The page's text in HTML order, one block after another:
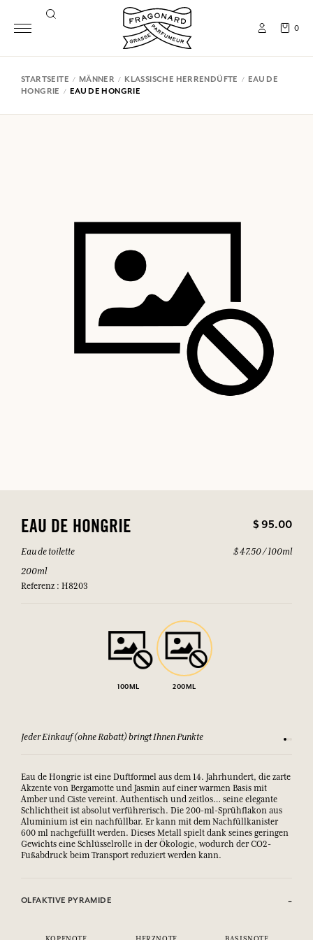
0
STARTSEITE MÄNNER KLASSISCHE HERRENDÜFTE
EAU DE
HONGRIE
EAU DE HONGRIE
EAU DE HONGRIE $ 95.00
Eau de toilette
200ml
Referenz : H8203
$ 47.50 / 100ml
100ML 200ML
Jeder Einkauf (ohne Rabatt) bringt Ihnen Punkte Sehen
Eau de Hongrie ist eine Duftformel aus dem 14. Jahrhundert, die zarte
Akzente von Bergamotte und Jasmin auf einer warmen Basis mit
Amber und Ciste vereint. Authentisch und zeitlos… seine elegante
Schlichtheit ist absolut verführerisch. Die 200-ml-Sprühflakon aus
Aluminium ist ein nachfüllbar. Er kann mit dem Nachfüllkanister
600 ml nachgefüllt werden. Dieses Metall spielt dank seines geringen
Gewichts eine Schlüsselrolle in der Ökologie, wodurch der CO2-
Fußabdruck beim Transport reduziert werden kann.
OLFAKTIVE PYRAMIDE